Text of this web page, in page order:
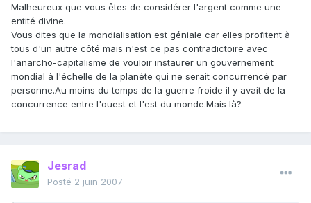
Malheureux que vous êtes de considérer l'argent comme une
entité divine.
Vous dites que la mondialisation est géniale car elles profitent à
tous d'un autre côté mais n'est ce pas contradictoire avec
l'anarcho-capitalisme de vouloir instaurer un gouvernement
mondial à l'échelle de la planéte qui ne serait concurrencé par
personne.Au moins du temps de la guerre froide il y avait de la
concurrence entre l'ouest et l'est du monde.Mais là?
Jesrad
Posté 2 juin 2007